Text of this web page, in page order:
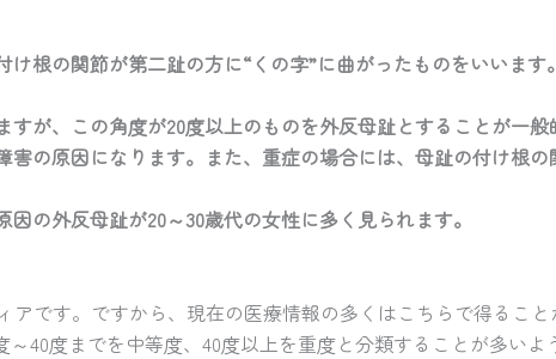
け根の関節が第二趾の方に“くの字”に曲がったものをいいます。
が、この角度が20度以上のものを外反母趾とすることが一
の原因になります。また、重症の場合には、母趾の付け根の
の外反母趾が20～30歳代の女性に多く見られます。
です。ですから、現在の医療情報の多くはこちらで得ること
40度までを中等度、40度以上を重度と分類することが多いよ